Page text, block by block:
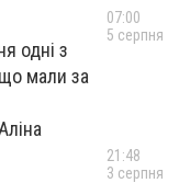
одні з
мали за
07:00
5 серпня
21:48
3 серпня